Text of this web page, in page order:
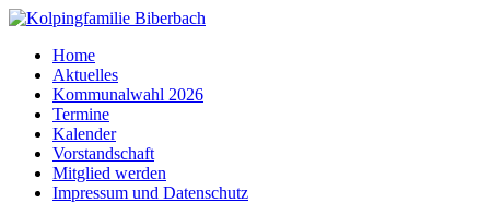
Home
Aktuelles
Kommunalwahl 2026
Termine
Kalender
Vorstandschaft
Mitglied werden
Impressum und Datenschutz